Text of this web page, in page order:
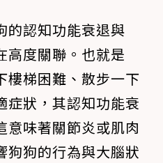
的認知功能衰退與
高度關聯。也就是
樓梯困難、散步一下
症狀，其認知功能衰
意味著關節炎或肌肉
狗狗的行為與大腦狀